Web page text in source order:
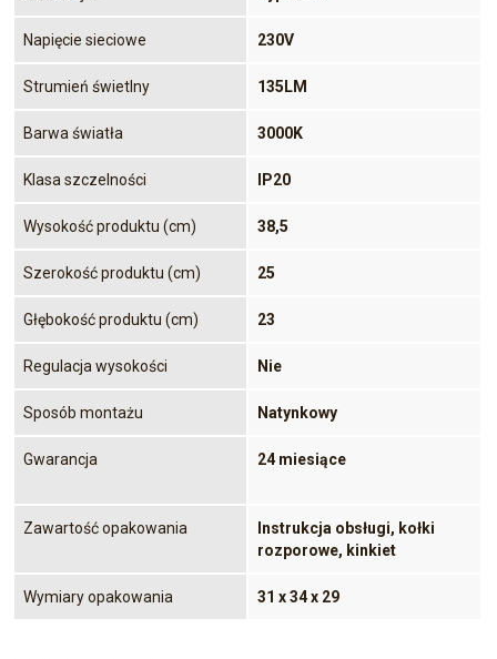
Napięcie sieciowe 230V
Strumień świetlny 135LM
Barwa światła 3000K
Klasa szczelności IP20
Wysokość produktu (cm) 38,5
Szerokość produktu (cm) 25
Głębokość produktu (cm) 23
Regulacja wysokości Nie
Sposób montażu Natynkowy
Gwarancja 24 miesiące
Zawartość opakowania
Instrukcja obsługi, kołki
rozporowe, kinkiet
Wymiary opakowania 31 x 34 x 29